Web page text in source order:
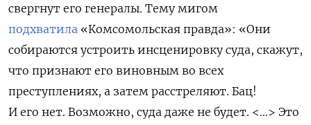
свергнут его генералы. Тему мигом
подхватила «Комсомольская правда»: «Они
собираются устроить инсценировку суда, скажут,
что признают его виновным во всех
преступлениях, а затем расстреляют. Бац!
И его нет. Возможно, суда даже не будет. <…> Это